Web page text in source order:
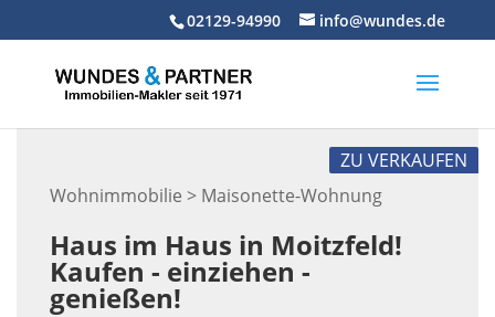
02129-94990 info@wundes.de
Wohnimmobilie > Maisonette-Wohnung
ZU VERKAUFEN
Haus im Haus in Moitzfeld!
Kaufen - einziehen -
genießen!